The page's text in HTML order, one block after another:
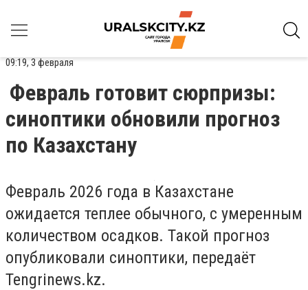
09:19, 3 февраля
Февраль готовит сюрпризы:
синоптики обновили прогноз
по Казахстану
Февраль 2026 года в Казахстане
ожидается теплее обычного, с умеренным
количеством осадков. Такой прогноз
опубликовали синоптики, передаёт
Tengrinews.kz.